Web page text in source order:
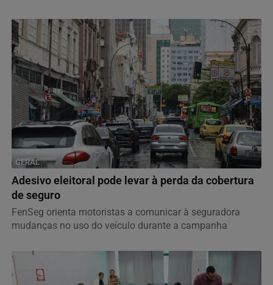
GERAL
Adesivo eleitoral pode levar à perda da cobertura
de seguro
FenSeg orienta motoristas a comunicar à seguradora
mudanças no uso do veículo durante a campanha